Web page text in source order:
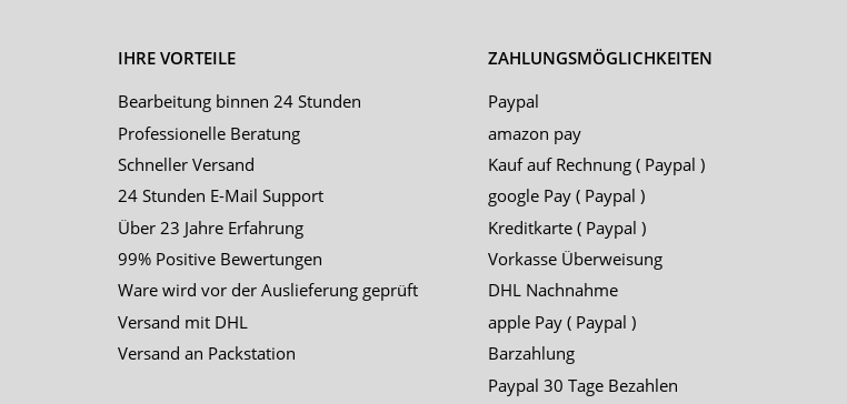
IHRE VORTEILE
Bearbeitung binnen 24 Stunden
Professionelle Beratung
Schneller Versand
24 Stunden E-Mail Support
Über 23 Jahre Erfahrung
99% Positive Bewertungen
Ware wird vor der Auslieferung geprüft
Versand mit DHL
Versand an Packstation
ZAHLUNGSMÖGLICHKEITEN
Paypal
amazon pay
Kauf auf Rechnung ( Paypal )
google Pay ( Paypal )
Kreditkarte ( Paypal )
Vorkasse Überweisung
DHL Nachnahme
apple Pay ( Paypal )
Barzahlung
Paypal 30 Tage Bezahlen